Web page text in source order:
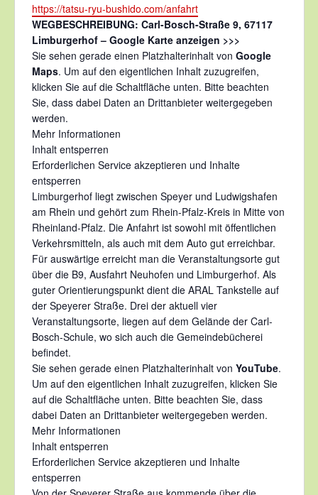
Webseite
https://tatsu-ryu-bushido.com/anfahrt
WEGBESCHREIBUNG: Carl-Bosch-Straße 9, 67117
Limburgerhof – Google Karte anzeigen >>>
Sie sehen gerade einen Platzhalterinhalt von Google
Maps. Um auf den eigentlichen Inhalt zuzugreifen,
klicken Sie auf die Schaltfläche unten. Bitte beachten
Sie, dass dabei Daten an Drittanbieter weitergegeben
werden.
Mehr Informationen
Inhalt entsperren
Erforderlichen Service akzeptieren und Inhalte
entsperren
Limburgerhof liegt zwischen Speyer und Ludwigshafen
am Rhein und gehört zum Rhein-Pfalz-Kreis in Mitte von
Rheinland-Pfalz. Die Anfahrt ist sowohl mit öffentlichen
Verkehrsmitteln, als auch mit dem Auto gut erreichbar.
Für auswärtige erreicht man die Veranstaltungsorte gut
über die B9, Ausfahrt Neuhofen und Limburgerhof. Als
guter Orientierungspunkt dient die ARAL Tankstelle auf
der Speyerer Straße. Drei der aktuell vier
Veranstaltungsorte, liegen auf dem Gelände der Carl-
Bosch-Schule, wo sich auch die Gemeindebücherei
befindet.
Sie sehen gerade einen Platzhalterinhalt von YouTube.
Um auf den eigentlichen Inhalt zuzugreifen, klicken Sie
auf die Schaltfläche unten. Bitte beachten Sie, dass
dabei Daten an Drittanbieter weitergegeben werden.
Mehr Informationen
Inhalt entsperren
Erforderlichen Service akzeptieren und Inhalte
entsperren